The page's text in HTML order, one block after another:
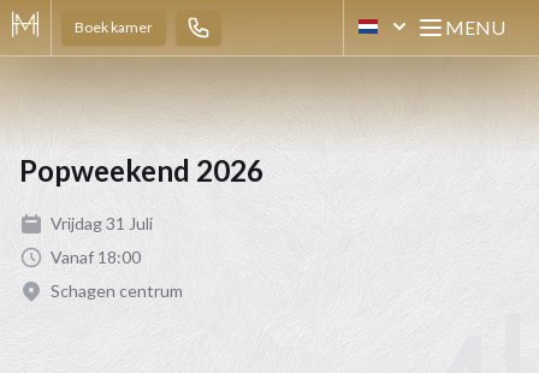
Boek kamer [NL] HOTEL Open
MENU
Popweekend 2026
Vrijdag 31 Juli
Vanaf 18:00
Schagen centrum